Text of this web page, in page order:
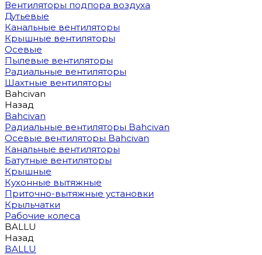
Вентиляторы подпора воздуха
Дутьевые
Канальные вентиляторы
Крышные вентиляторы
Осевые
Пылевые вентиляторы
Радиальные вентиляторы
Шахтные вентиляторы
Bahcivan
Назад
Bahcivan
Радиальные вентиляторы Bahcivan
Осевые вентиляторы Bahcivan
Канальные вентиляторы
Батутные вентиляторы
Крышные
Кухонные вытяжные
Приточно-вытяжные установки
Крыльчатки
Рабочие колеса
BALLU
Назад
BALLU